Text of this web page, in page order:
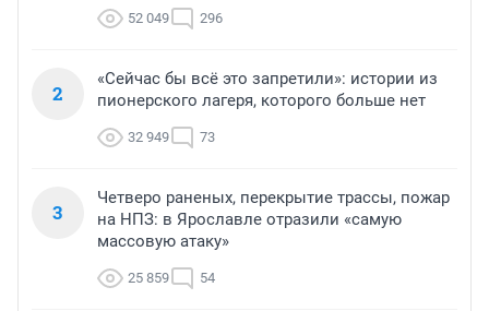
52 049 296
2
«Сейчас бы всё это запретили»: истории из
пионерского лагеря, которого больше нет
32 949 73
3
Четверо раненых, перекрытие трассы, пожар
на НПЗ: в Ярославле отразили «самую
массовую атаку»
25 859 54